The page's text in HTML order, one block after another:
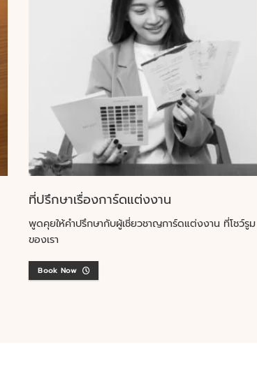
ที่ปรึกษาเรื่องการ์ดแต่งงาน
พูดคุยให้คำปรึกษากับผู้เชี่ยวชาญการ์ดแต่งงาน ที่โชว์รูม
ของเรา
Book Now